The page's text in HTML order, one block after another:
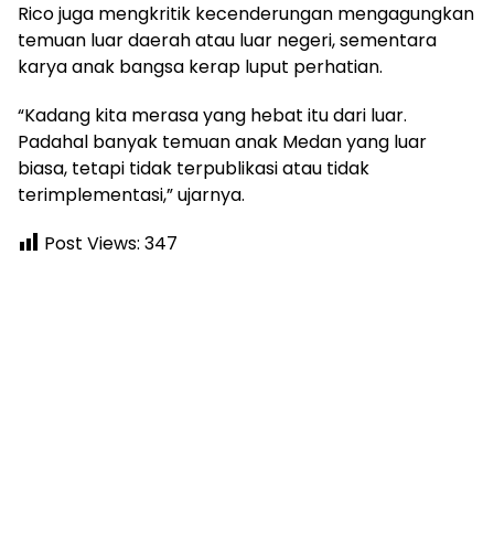
Rico juga mengkritik kecenderungan mengagungkan
temuan luar daerah atau luar negeri, sementara
karya anak bangsa kerap luput perhatian.
“Kadang kita merasa yang hebat itu dari luar.
Padahal banyak temuan anak Medan yang luar
biasa, tetapi tidak terpublikasi atau tidak
terimplementasi,” ujarnya.
Post Views: 347